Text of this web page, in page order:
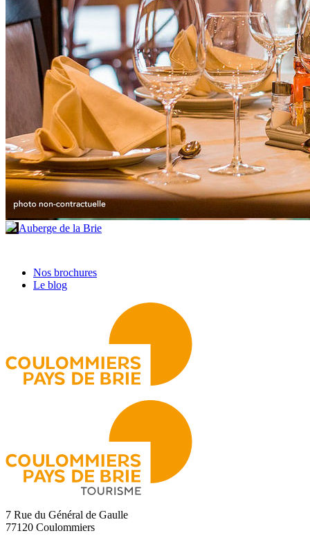
Auberge de la Brie
Nos brochures
Le blog
7 Rue du Général de Gaulle
77120 Coulommiers